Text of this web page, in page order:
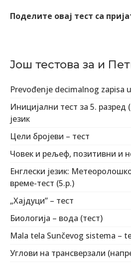
Поделите овај тест са
Још тестова за и
Prevođenje decimalnog zapisa
Иницијални тест за 5. разред
језик
Цели бројеви – тест
Човек и рељеф, позитивни и
Енглески језик:
време-тест (5.р.)
„Хајдуци” – тест
Биологија – вода (тест)
Mala tela Sunčevog sistema –
Углови на трансверзали